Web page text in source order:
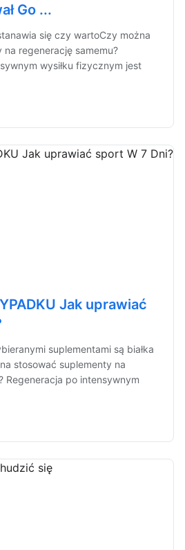
Go ...
się czy wartoCzy można
regenerację samemu?
wysiłku fizycznym jest
Jak uprawiać
suplementami są białka
stosować suplementy na
Regeneracja po intensywnym